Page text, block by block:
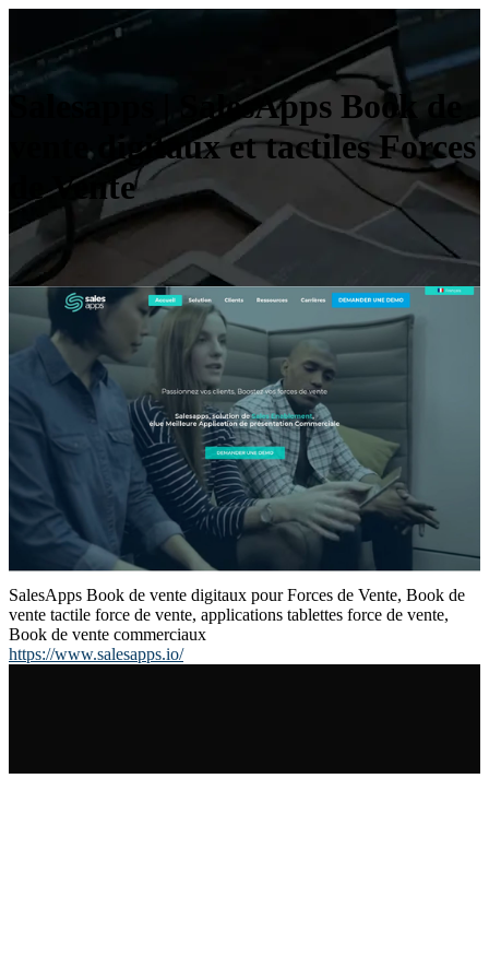
Salesapps | SalesApps Book de
vente digitaux et tactiles Forces
de Vente
SalesApps Book de vente digitaux pour Forces de Vente, Book de
vente tactile force de vente, applications tablettes force de vente,
Book de vente commerciaux
https://www.salesapps.io/